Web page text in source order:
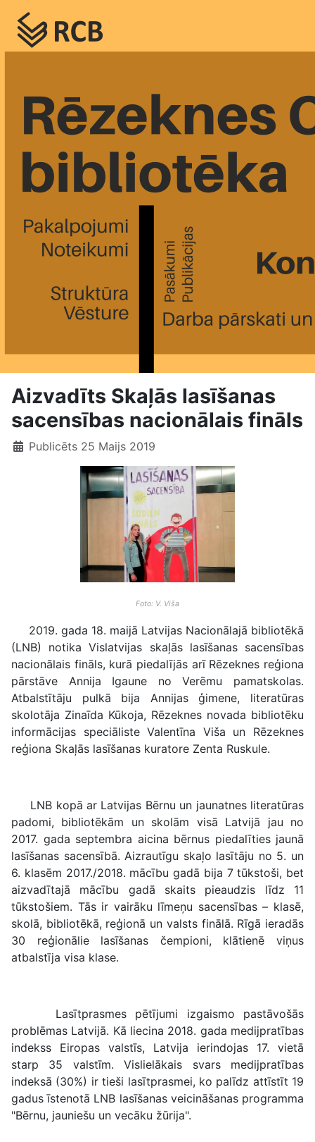
Aizvadīts Skaļās lasīšanas
sacensības nacionālais fināls
Publicēts 25 Maijs 2019
Foto: V. Viša
2019. gada 18. maijā Latvijas Nacionālajā bibliotēkā
(LNB) notika Vislatvijas skaļās lasīšanas sacensības
nacionālais fināls, kurā piedalījās arī Rēzeknes reģiona
pārstāve Annija Igaune no Verēmu pamatskolas.
Atbalstītāju pulkā bija Annijas ģimene, literatūras
skolotāja Zinaīda Kūkoja, Rēzeknes novada bibliotēku
informācijas speciāliste Valentīna Viša un Rēzeknes
reģiona Skaļās lasīšanas kuratore Zenta Ruskule.
LNB kopā ar Latvijas Bērnu un jaunatnes literatūras
padomi, bibliotēkām un skolām visā Latvijā jau no
2017. gada septembra aicina bērnus piedalīties jaunā
lasīšanas sacensībā. Aizrautīgu skaļo lasītāju no 5. un
6. klasēm 2017./2018. mācību gadā bija 7 tūkstoši, bet
aizvadītajā mācību gadā skaits pieaudzis līdz 11
tūkstošiem. Tās ir vairāku līmeņu sacensības – klasē,
skolā, bibliotēkā, reģionā un valsts finālā. Rīgā ieradās
30 reģionālie lasīšanas čempioni, klātienē viņus
atbalstīja visa klase.
Lasītprasmes pētījumi izgaismo pastāvošās
problēmas Latvijā. Kā liecina 2018. gada medijpratības
indekss Eiropas valstīs, Latvija ierindojas 17. vietā
starp 35 valstīm. Vislielākais svars medijpratības
indeksā (30%) ir tieši lasītprasmei, ko palīdz attīstīt 19
gadus īstenotā LNB lasīšanas veicināšanas programma
"Bērnu, jauniešu un vecāku žūrija".